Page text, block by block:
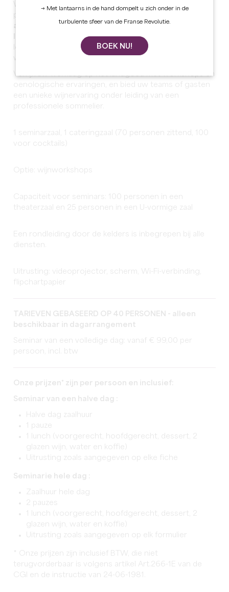
Werelderfgoedlijst van UNESCO staat, en biedt u een
professioneel uitgeruste vergaderzaal.
authenticiteit van dit prachtige
komt tot uiting in de schoonheid van de
locatie en de grote zorg die wordt besteed aan de
Verrijk uw werkdag op het landgoed met workshops en
oenologische ervaringen, en bied uw teams of gasten
een unieke wijnervaring onder leiding van een
professionele sommelier.
1 seminarzaal, 1 cateringzaal (70 personen zittend, 100
voor cocktails)
Optie: wijnworkshops
Capaciteit voor seminars: 100 personen in een
theaterzaal en 25 personen in een U-vormige zaal
Een rondleiding door de kelders is inbegrepen bij alle
diensten.
Uitrusting: videoprojector, scherm, Wi-Fi-verbinding,
flipchartpapier
TARIEVEN GEBASEERD OP 40 PERSONEN - alleen
beschikbaar in dagarrangement
Seminar van een volledige dag: vanaf € 99,00 per
persoon, incl. btw
Onze prijzen* zijn per persoon en inclusief:
Seminar van een halve dag :
Halve dag zaalhuur
1 pauze
1 lunch (voorgerecht, hoofdgerecht, dessert, 2
glazen wijn, water en koffie)
Uitrusting zoals aangegeven op elke fiche
Seminarie hele dag :
Zaalhuur hele dag
2 pauzes
1 lunch (voorgerecht, hoofdgerecht, dessert, 2
glazen wijn, water en koffie)
Uitrusting zoals aangegeven op elk formulier
* Onze prijzen zijn inclusief BTW, die niet
terugvorderbaar is volgens artikel Art.266-1E van de
CGI en de instructie van 24-06-1981.
→ Met lantaarns in de hand dompelt u zich onder in de
turbulente sfeer van de Franse Revolutie.
BOEK NU!